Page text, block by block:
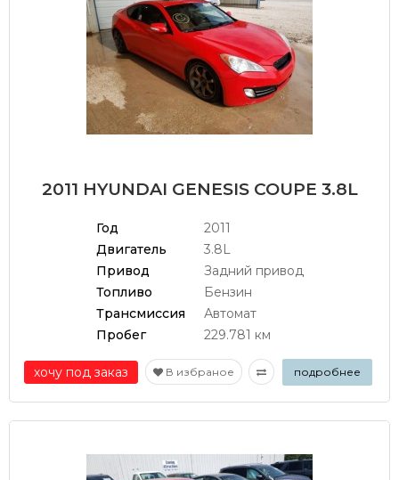
2011 HYUNDAI GENESIS COUPE 3.8L
Год
2011
Двигатель
3.8L
Привод
Задний привод
Топливо
Бензин
Трансмиссия
Автомат
Пробег
229.781 км
хочу под заказ В избраное подробнее